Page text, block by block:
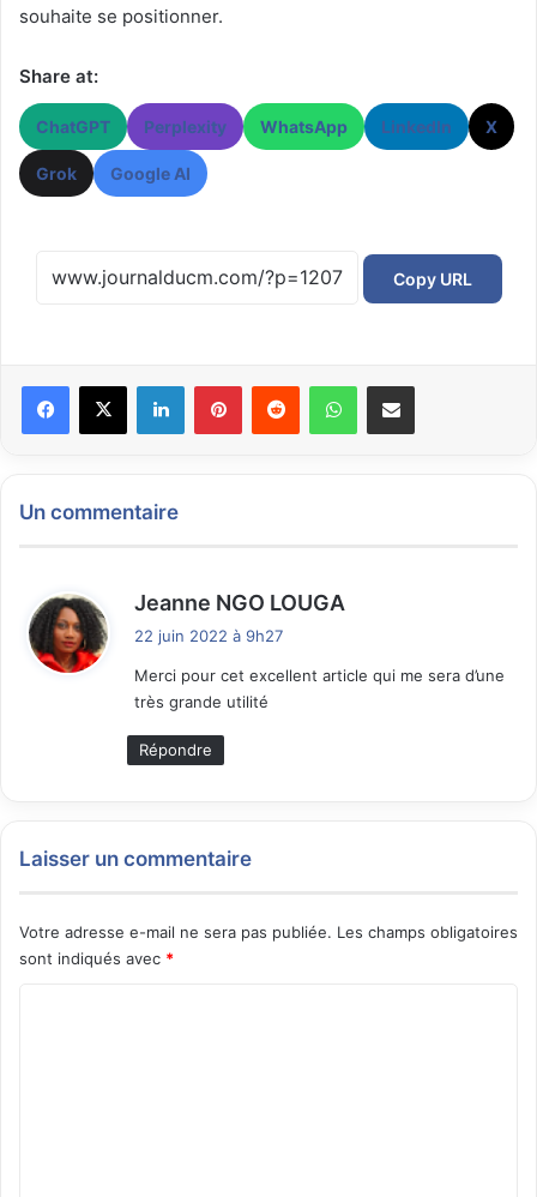
souhaite se positionner.
Share at:
ChatGPT Perplexity WhatsApp LinkedIn X
Grok Google AI
Copy URL
Un commentaire
Jeanne NGO LOUGA
22 juin 2022 à 9h27
Merci pour cet excellent article qui me sera d’une
très grande utilité
Répondre
Laisser un commentaire
Votre adresse e-mail ne sera pas publiée. Les champs obligatoires
sont indiqués avec *